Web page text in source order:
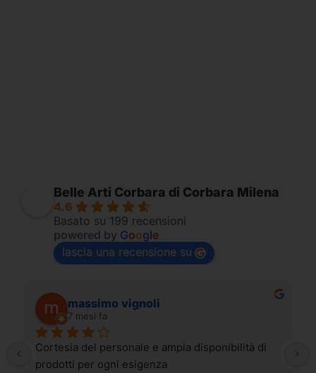
Belle Arti Corbara di Corbara Milena
4.6
Basato su 199 recensioni
powered by Google
lascia una recensione su
massimo vignoli
7 mesi fa
Cortesia del personale e ampia disponibilità di
prodotti per ogni esigenza